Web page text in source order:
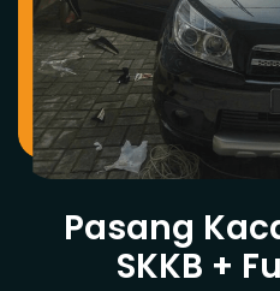
Pasang
SKKB +